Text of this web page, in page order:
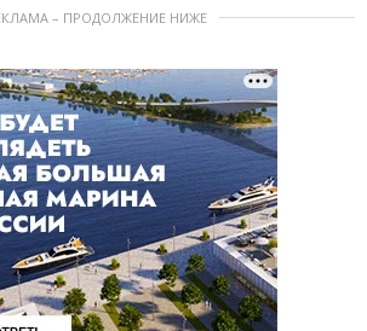
– ПРОДОЛЖЕНИЕ НИЖЕ